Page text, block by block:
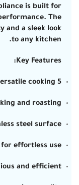
is built for
The
and a sleek look
to any kitchen.
Key Features:
5 gas burners for versatile cooking
and roasting
steel surface
effortless use
and efficient